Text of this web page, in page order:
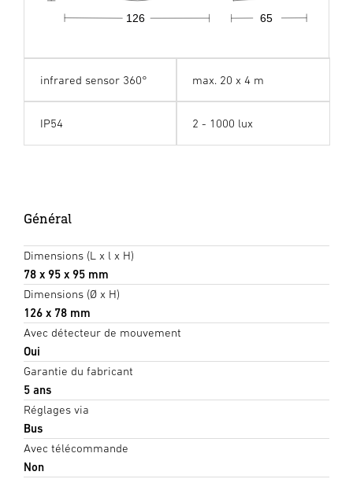
65
126
infrared sensor 360° max. 20 x 4 m
IP54 2 - 1000 lux
Général
Dimensions (L x l x H)
78 x 95 x 95 mm
Dimensions (Ø x H)
126 x 78 mm
Avec détecteur de mouvement
Oui
Garantie du fabricant
5 ans
Réglages via
Bus
Avec télécommande
Non